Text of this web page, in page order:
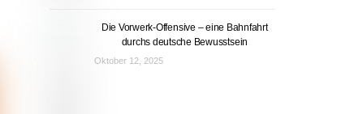
Die Vorwerk-Offensive – eine Bahnfahrt
durchs deutsche Bewusstsein
Oktober 12, 2025